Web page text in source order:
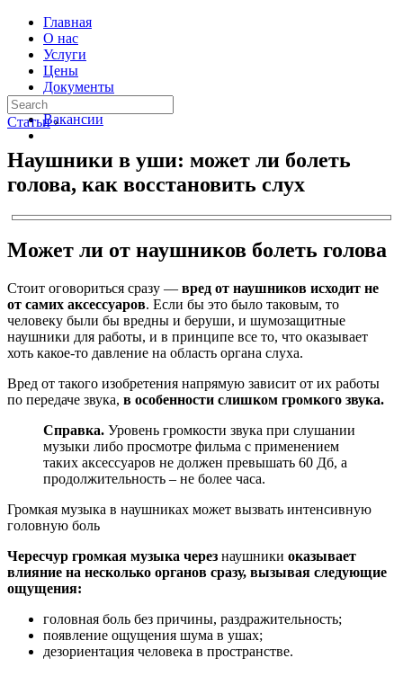
Главная
О нас
Услуги
Цены
Документы
Контакты
Вакансии
Статьи ›
Наушники в уши: может ли болеть
голова, как восстановить слух
Может ли от наушников болеть голова
Стоит оговориться сразу — вред от наушников исходит не
от самих аксессуаров. Если бы это было таковым, то
человеку были бы вредны и беруши, и шумозащитные
наушники для работы, и в принципе все то, что оказывает
хоть какое-то давление на область органа слуха.
Вред от такого изобретения напрямую зависит от их работы
по передаче звука, в особенности слишком громкого звука.
Справка. Уровень громкости звука при слушании
музыки либо просмотре фильма с применением
таких аксессуаров не должен превышать 60 Дб, а
продолжительность – не более часа.
Громкая музыка в наушниках может вызвать интенсивную
головную боль
Чересчур громкая музыка через наушники оказывает
влияние на несколько органов сразу, вызывая следующие
ощущения:
головная боль без причины, раздражительность;
появление ощущения шума в ушах;
дезориентация человека в пространстве.